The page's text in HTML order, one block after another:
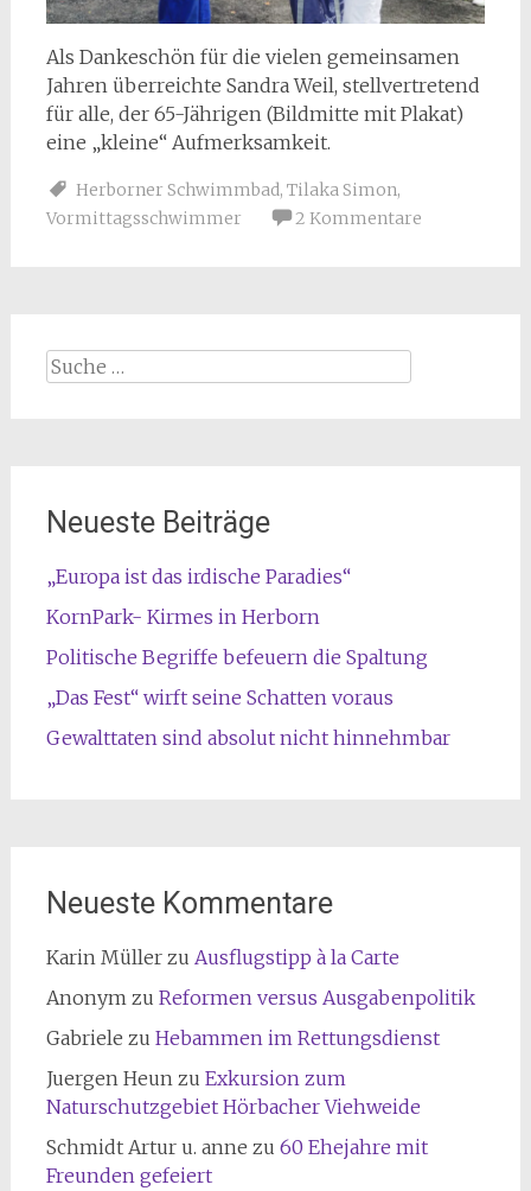
Als Dankeschön für die vielen gemeinsamen
Jahren überreichte Sandra Weil, stellvertretend
für alle, der 65-Jährigen (Bildmitte mit Plakat)
eine „kleine“ Aufmerksamkeit.
Herborner Schwimmbad, Tilaka Simon,
Vormittagsschwimmer
2 Kommentare
Suche
Neueste Beiträge
„Europa ist das irdische Paradies“
KornPark- Kirmes in Herborn
Politische Begriffe befeuern die Spaltung
„Das Fest“ wirft seine Schatten voraus
Gewalttaten sind absolut nicht hinnehmbar
Neueste Kommentare
Karin Müllerzu Ausflugstipp à la Carte
Anonymzu Reformen versus Ausgabenpolitik
Gabriele zu Hebammen im Rettungsdienst
Juergen Heunzu Exkursion zum
Naturschutzgebiet Hörbacher Viehweide
Schmidt Artur u. anne zu 60 Ehejahre mit
Freunden gefeiert